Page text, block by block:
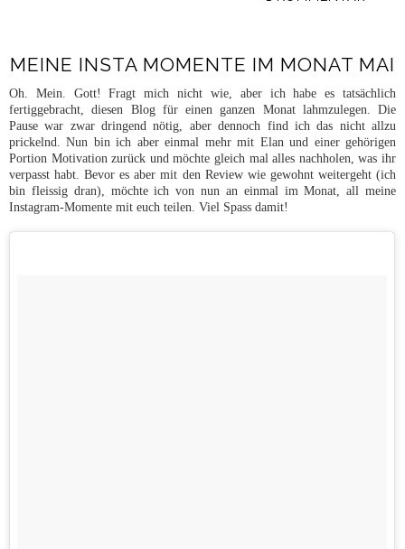
MEINE INSTA MOMENTE IM MONAT MAI
Oh. Mein. Gott! Fragt mich nicht wie, aber ich habe es tatsächlich
fertiggebracht, diesen Blog für einen ganzen Monat lahmzulegen. Die
Pause war zwar dringend nötig, aber dennoch find ich das nicht allzu
prickelnd. Nun bin ich aber einmal mehr mit Elan und einer gehörigen
Portion Motivation zurück und möchte gleich mal alles nachholen, was ihr
verpasst habt. Bevor es aber mit den Review wie gewohnt weitergeht (ich
bin fleissig dran), möchte ich von nun an einmal im Monat, all meine
Instagram-Momente mit euch teilen. Viel Spass damit!